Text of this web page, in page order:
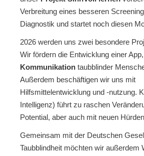
Verbreitung eines besseren
Diagnostik und startet noch diesen
2026 werden uns zwei besondere
Wir fördern die Entwicklung einer
Kommunikation taubblinder
Außerdem beschäftigen wir uns mit
Hilfsmittelentwicklung und -nutzung.
Intelligenz) führt zu raschen
Potential, aber auch mit neuen
Gemeinsam mit der Deutschen
Taubblindheit möchten wir außerdem